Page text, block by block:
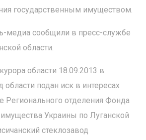
государственным имуществом.
медиа сообщили в пресс-службе
области.
области 18.09.2013 в
области подан иск в интересах
Регионального отделения Фонда
имущества Украины по Луганской
стеклозавод